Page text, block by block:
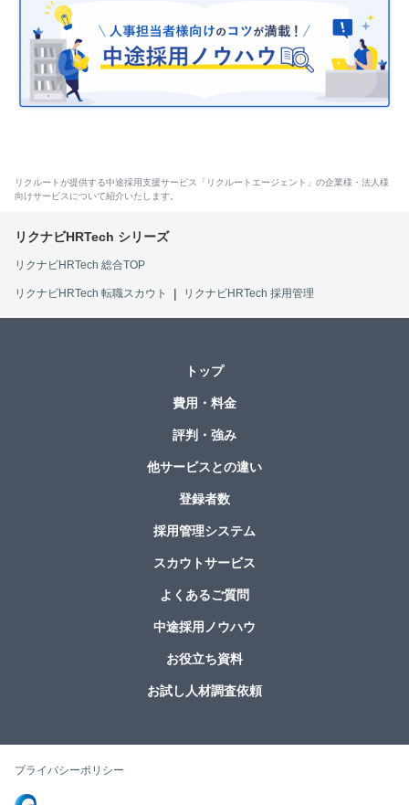
リクルートが提供する中途採用支援サービス「リクルートエージェント」の企業様・法人様
向けサービスについて紹介いたします。
リクナビHRTech 総合TOP
リクナビHRTech 転職スカウト リクナビHRTech 採用管理
トップ
費用・料金
評判・強み
他サービスとの違い
登録者数
採用管理システム
スカウトサービス
よくあるご質問
中途採用ノウハウ
お役立ち資料
お試し人材調査依頼
プライバシーポリシー